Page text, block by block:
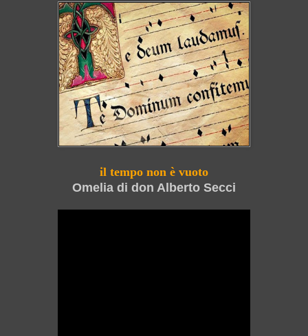
il tempo non è vuoto
Omelia di don Alberto Secci